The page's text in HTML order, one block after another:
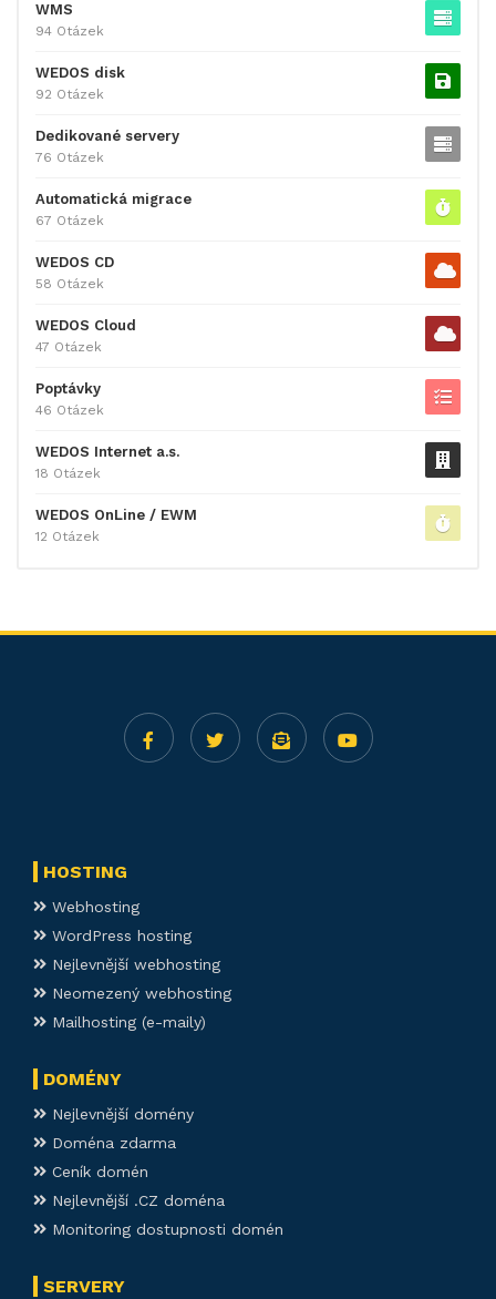
WMS
94 Otázek
WEDOS disk
92 Otázek
Dedikované servery
76 Otázek
Automatická migrace
67 Otázek
WEDOS CD
58 Otázek
WEDOS Cloud
47 Otázek
Poptávky
46 Otázek
WEDOS Internet a.s.
18 Otázek
WEDOS OnLine / EWM
12 Otázek
HOSTING
Webhosting
WordPress hosting
Nejlevnější webhosting
Neomezený webhosting
Mailhosting (e-maily)
DOMÉNY
Nejlevnější domény
Doména zdarma
Ceník domén
Nejlevnější .CZ doména
Monitoring dostupnosti domén
SERVERY